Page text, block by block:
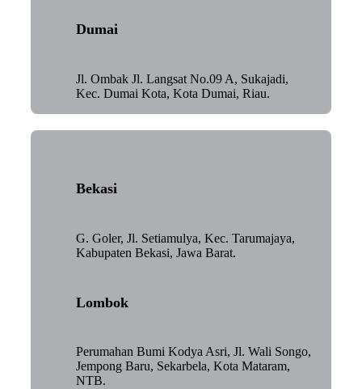
Dumai
Jl. Ombak Jl. Langsat No.09 A, Sukajadi,
Kec. Dumai Kota, Kota Dumai, Riau.
Bekasi
G. Goler, Jl. Setiamulya, Kec. Tarumajaya,
Kabupaten Bekasi, Jawa Barat.
Lombok
Perumahan Bumi Kodya Asri, Jl. Wali Songo,
Jempong Baru, Sekarbela, Kota Mataram,
NTB.